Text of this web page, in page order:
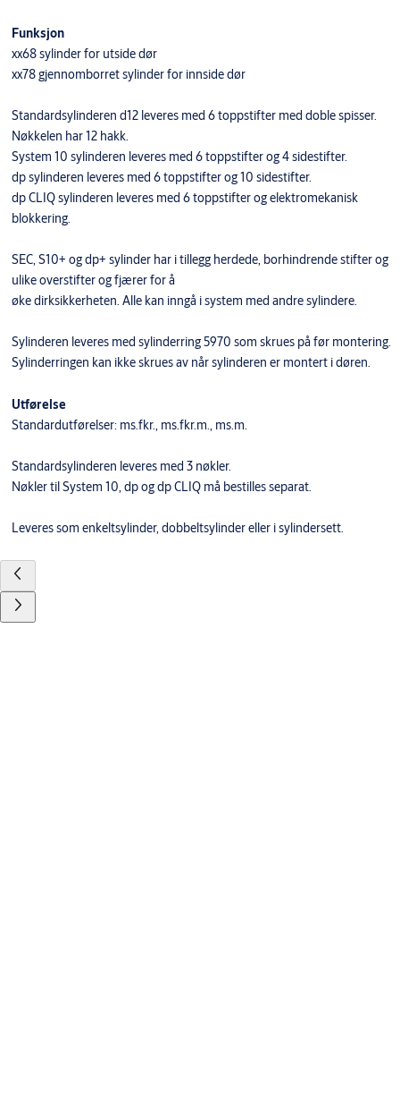
Funksjon
xx68 sylinder for utside dør
xx78 gjennomborret sylinder for innside dør
Standardsylinderen d12 leveres med 6 toppstifter med doble spisser.
Nøkkelen har 12 hakk.
System 10 sylinderen leveres med 6 toppstifter og 4 sidestifter.
dp sylinderen leveres med 6 toppstifter og 10 sidestifter.
dp CLIQ sylinderen leveres med 6 toppstifter og elektromekanisk
blokkering.
SEC, S10+ og dp+ sylinder har i tillegg herdede, borhindrende stifter og
ulike overstifter og fjærer for å
øke dirksikkerheten. Alle kan inngå i system med andre sylindere.
Sylinderen leveres med sylinderring 5970 som skrues på før montering.
Sylinderringen kan ikke skrues av når sylinderen er montert i døren.
Utførelse
Standardutførelser: ms.fkr., ms.fkr.m., ms.m.
Standardsylinderen leveres med 3 nøkler.
Nøkler til System 10, dp og dp CLIQ må bestilles separat.
Leveres som enkeltsylinder, dobbeltsylinder eller i sylindersett.